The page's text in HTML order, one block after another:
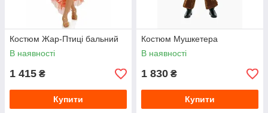
Костюм Жар-Птиці бальний
В наявності
1 415 ₴
Купити
Костюм Мушкетера
В наявності
1 830 ₴
Купити